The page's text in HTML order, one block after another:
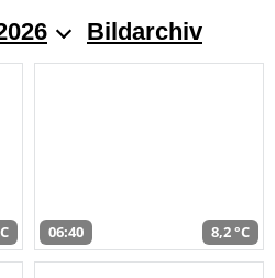
Bildarchiv
06:40 8,2 °C